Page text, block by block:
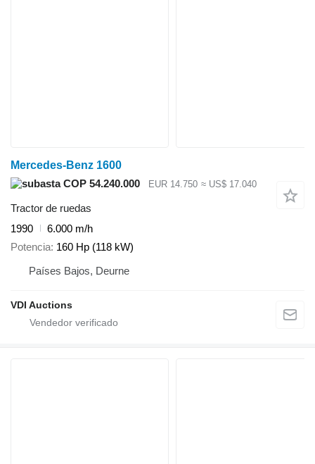
Mercedes-Benz 1600
COP 54.240.000
EUR 14.750 ≈ US$ 17.040
Tractor de ruedas
1990
6.000 m/h
Potencia 160 Hp (118 kW)
Países Bajos, Deurne
VDI Auctions